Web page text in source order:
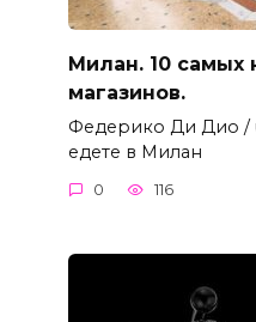
Милан. 10 самых
магазинов.
Федерико Ди Дио /
едете в Милан
0 116